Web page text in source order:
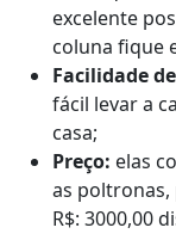
excelente
coluna fique
Facilidade
fácil levar a
casa;
Preço: elas
as poltronas,
R$: 3000,00